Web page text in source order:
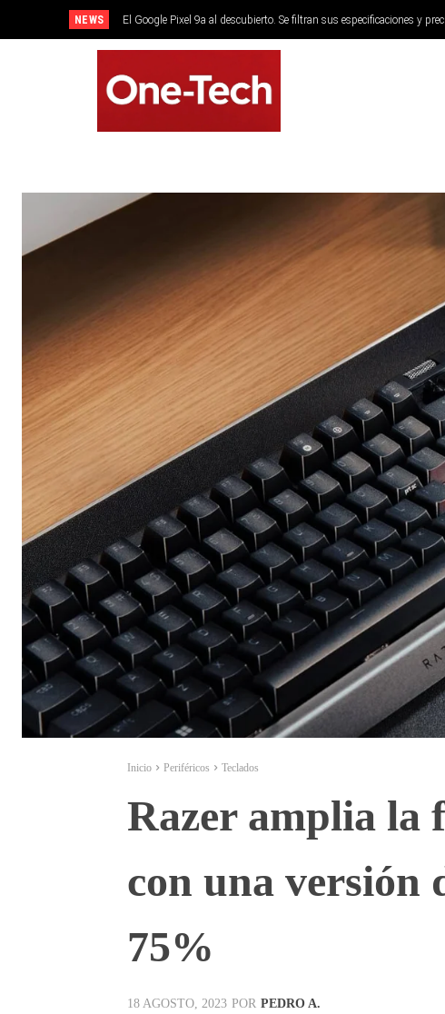
NEWS El Google Pixel 9a al descubierto. Se filtran sus especificaciones y
Inicio Periféricos Teclados
Razer amplia la
con una versión
75%
18 AGOSTO, 2023 POR PEDRO A.